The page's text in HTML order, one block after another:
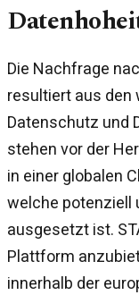
Die Nachfrage
resultiert aus den
Datenschutz und
stehen vor der
in einer globalen
welche potenziell
ausgesetzt ist.
Plattform
innerhalb der